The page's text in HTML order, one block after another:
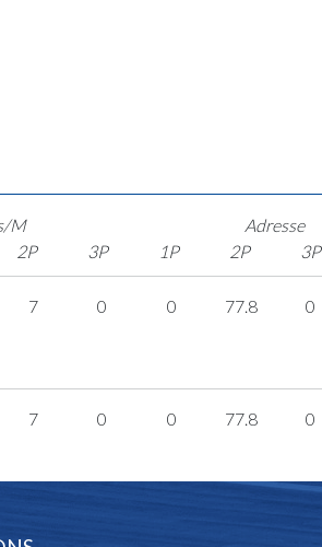
M
2P 3P
Adresse
1P
2P 3P
7 0 0 77.8 0
7 0 0 77.8 0